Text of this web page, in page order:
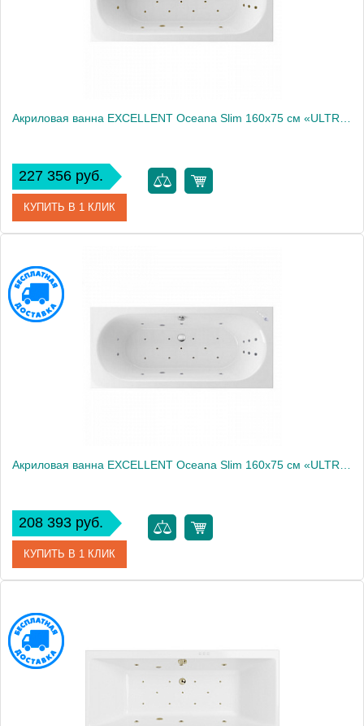
227 356 руб.
КУПИТЬ В 1 КЛИК
Артикул
Производитель
208 393 руб.
КУПИТЬ В 1 КЛИК
Артикул
Производитель